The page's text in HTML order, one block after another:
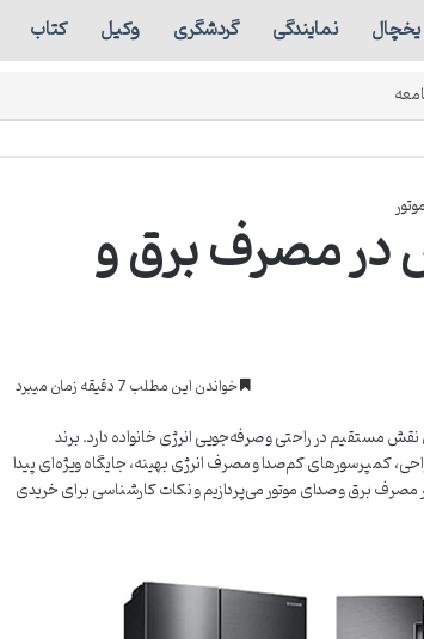
یخچال نمایندگی گردشگری وکیل کتاب
در مصرف برق و
خواندن این مطلب 7 دقیقه زمان میبرد
مستقیم در راحتی و صرفه‌جویی انرژی خانواده دارد. برند
کمپرسورهای کم‌صدا و مصرف انرژی بهینه، جایگاه ویژه‌ای پیدا
برق و صدای موتور می‌پردازیم و نکات کارشناسی برای خریدی